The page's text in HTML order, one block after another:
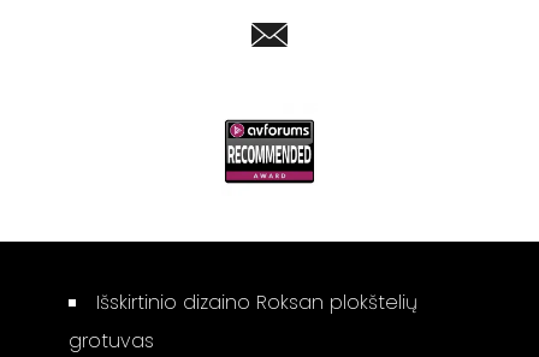
Išskirtinio dizaino Roksan plokštelių
grotuvas